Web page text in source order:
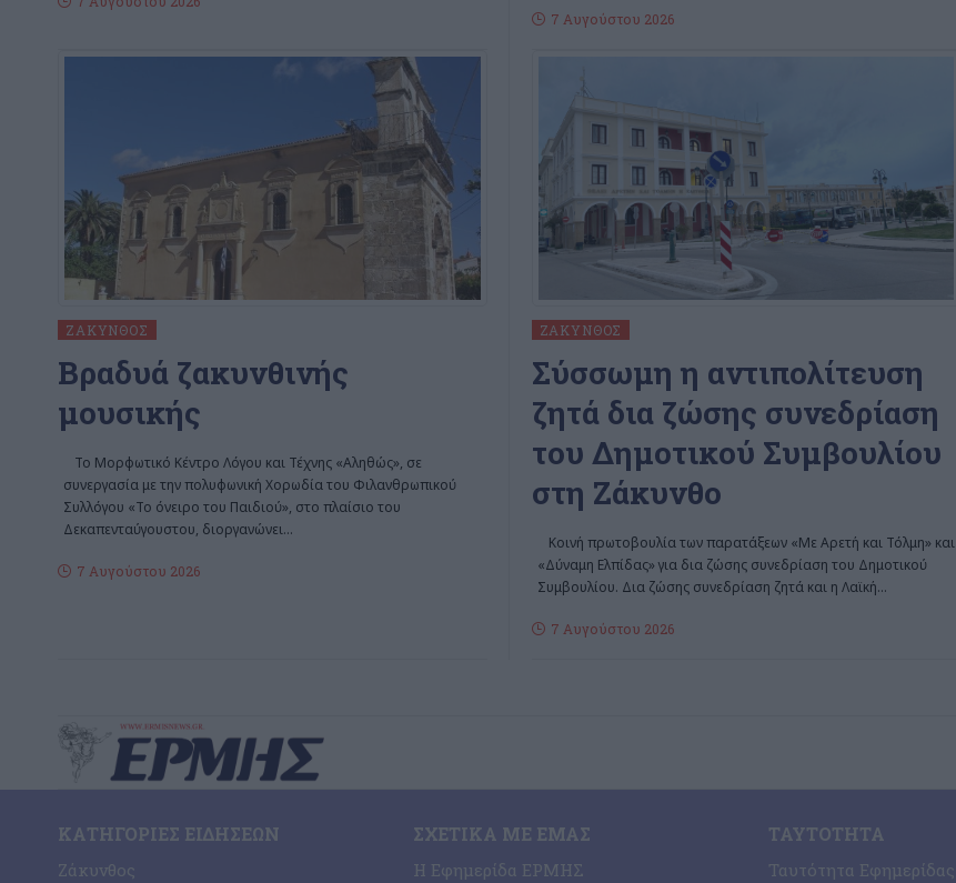
7 Αυγούστου 2026
ΖΆΚΥΝΘΟΣ
Βραδυά ζακυνθινής
μουσικής
Το Μορφωτικό Κέντρο Λόγου και Τέχνης «Αληθώς», σε
συνεργασία με την πολυφωνική Χορωδία του Φιλανθρωπικού
Συλλόγου «Το όνειρο του Παιδιού», στο πλαίσιο του
Δεκαπενταύγουστου, διοργανώνει…
7 Αυγούστου 2026
ΖΆΚΥΝΘΟΣ
Σύσσωμη η αντιπολίτευση
ζητά δια ζώσης συνεδρίαση
του Δημοτικού Συμβουλίου
στη Ζάκυνθο
Κοινή πρωτοβουλία των παρατάξεων «Με Αρετή και Τόλμη» και
«Δύναμη Ελπίδας» για δια ζώσης συνεδρίαση του Δημοτικού
Συμβουλίου. Δια ζώσης συνεδρίαση ζητά και η Λαϊκή…
7 Αυγούστου 2026
ΚΑΤΗΓΟΡΊΕΣ ΕΙΔΉΣΕΩΝ
Ζάκυνθος
ΣΧΕΤΙΚΆ ΜΕ ΕΜΆΣ
Η Εφημερίδα ΕΡΜΗΣ
ΤΑΥΤΌΤΗΤΑ
Ταυτότητα Εφημερίδας